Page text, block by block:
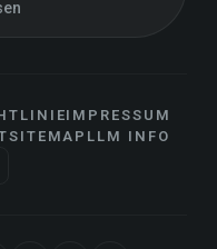
IMPRESSUM
SITEMAP LLM INFO